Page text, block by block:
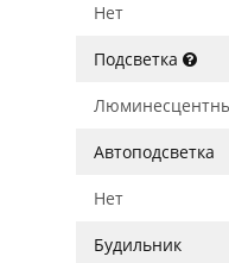
Нет
Подсветка
Автоподсветка
Нет
Будильник